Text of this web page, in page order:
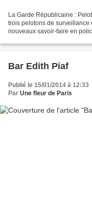
La Garde Républicaine :
trois pelotons de surveillance
nouveaux savoir-faire en
Bar Edith Piaf
Publié le 15/01/2014 à 12:33
Par Une fleur de Paris